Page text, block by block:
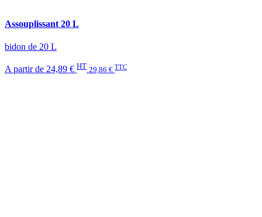
Assouplissant 20 L
bidon de 20 L
A partir de 24,89 € HT 29,86 € TTC